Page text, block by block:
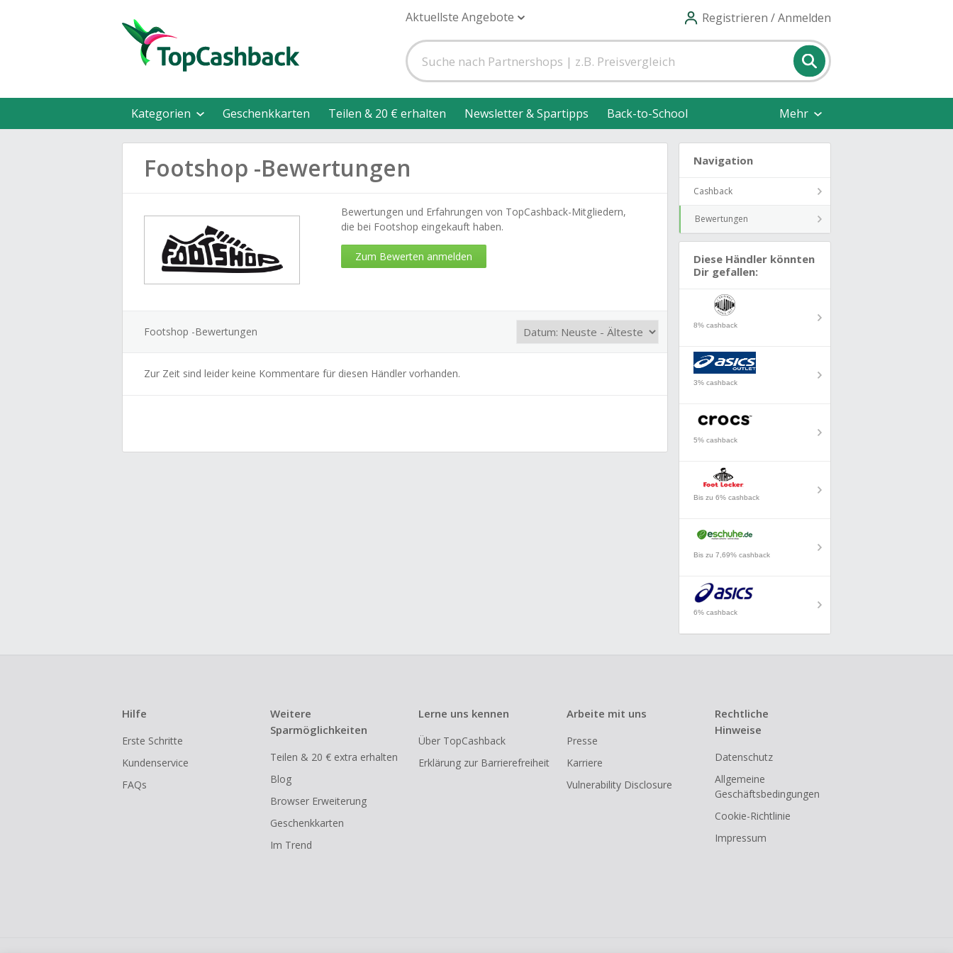
Aktuellste Angebote Registrieren / Anmelden
Kategorien Geschenkkarten Teilen & 20 € erhalten Newsletter & Spartipps Back-to-School Mehr
Footshop -Bewertungen
Bewertungen und Erfahrungen von TopCashback-Mitgliedern,
die bei Footshop eingekauft haben.
Zum Bewerten anmelden
Footshop -Bewertungen
Zur Zeit sind leider keine Kommentare für diesen Händler vorhanden.
Navigation
Cashback
Bewertungen
Diese Händler könnten
Dir gefallen:
8% cashback
3% cashback
5% cashback
Bis zu 6% cashback
Bis zu 7,69% cashback
6% cashback
Hilfe
Erste Schritte
Kundenservice
FAQs
Weitere
Sparmöglichkeiten
Teilen & 20 € extra erhalten
Blog
Browser Erweiterung
Geschenkkarten
Im Trend
Lerne uns kennen
Über TopCashback
Erklärung zur Barrierefreiheit
Arbeite mit uns
Presse
Karriere
Vulnerability Disclosure
Rechtliche
Hinweise
Datenschutz
Allgemeine
Geschäftsbedingungen
Cookie-Richtlinie
Impressum